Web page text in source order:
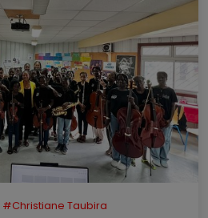
#Christiane Taubira